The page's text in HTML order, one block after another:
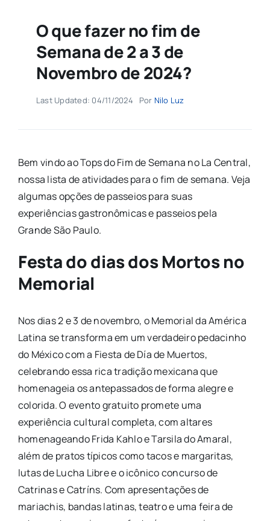
O que fazer no fim de
Semana de 2 a 3 de
Novembro de 2024?
Last Updated: 04/11/2024 Por Nilo Luz
Bem vindo ao Tops do Fim de Semana no La Central,
nossa lista de atividades para o fim de semana. Veja
algumas opções de passeios para suas
experiências gastronômicas e passeios pela
Grande São Paulo.
Festa do dias dos Mortos no
Memorial
Nos dias 2 e 3 de novembro, o Memorial da América
Latina se transforma em um verdadeiro pedacinho
do México com a Fiesta de Día de Muertos,
celebrando essa rica tradição mexicana que
homenageia os antepassados de forma alegre e
colorida. O evento gratuito promete uma
experiência cultural completa, com altares
homenageando Frida Kahlo e Tarsila do Amaral,
além de pratos típicos como tacos e margaritas,
lutas de Lucha Libre e o icônico concurso de
Catrinas e Catríns. Com apresentações de
mariachis, bandas latinas, teatro e uma feira de